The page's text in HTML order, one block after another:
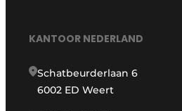
KANTOOR NEDERLAND
Schatbeurderlaan 6
6002 ED Weert